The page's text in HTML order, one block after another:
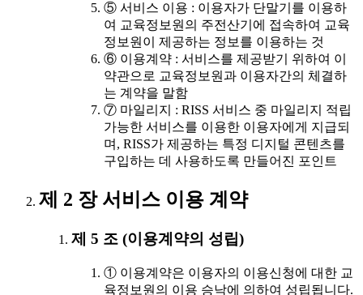
⑤ 서비스 이용 : 이용자가 단말기를 이용하
여 교육정보원의 주전산기에 접속하여 교육
정보원이 제공하는 정보를 이용하는 것
⑥ 이용계약 : 서비스를 제공받기 위하여 이
약관으로 교육정보원과 이용자간의 체결하
는 계약을 말함
⑦ 마일리지 : RISS 서비스 중 마일리지 적립
가능한 서비스를 이용한 이용자에게 지급되
며, RISS가 제공하는 특정 디지털 콘텐츠를
구입하는 데 사용하도록 만들어진 포인트
제 2 장 서비스 이용 계약
제 5 조 (이용계약의 성립)
① 이용계약은 이용자의 이용신청에 대한 교
육정보원의 이용 승낙에 의하여 성립됩니다.